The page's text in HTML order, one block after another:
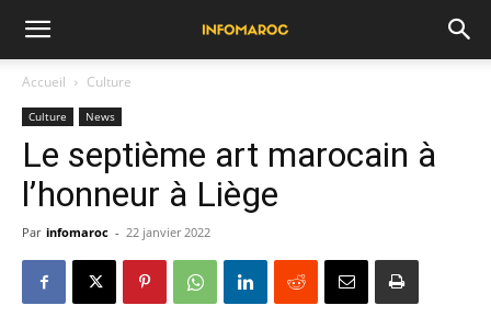
Accueil Culture
Culture News
Le septième art marocain à
l’honneur à Liège
Par infomaroc - 22 janvier 2022